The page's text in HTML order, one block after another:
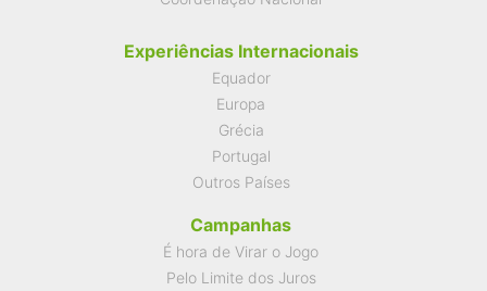
Experiências Internacionais
Equador
Europa
Grécia
Portugal
Outros Países
Campanhas
É hora de Virar o Jogo
Pelo Limite dos Juros